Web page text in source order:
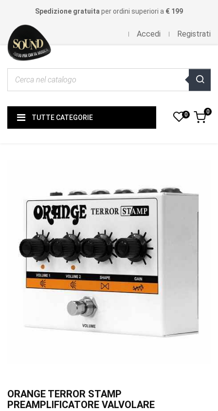
Spedizione gratuita per ordini superiori a € 199
Accedi Registrati
TUTTE CATEGORIE 0 0
ORANGE TERROR STAMP
PREAMPLIFICATORE VALVOLARE